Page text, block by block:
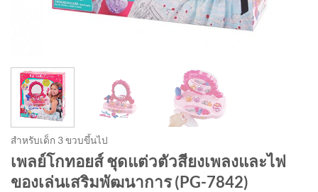
สำหรับเด็ก 3 ขวบขึ้นไป
เพลย์โกทอยส์ ชุดแต่วตัวสียงเพลงและไฟ
ของเล่นเสริมพัฒนาการ (PG-7842)